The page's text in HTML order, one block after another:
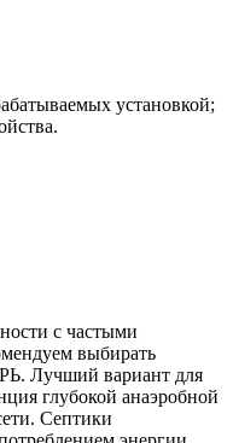
установкой;
с частыми
выбирать
Лучший вариант для
глубокой анаэробной
Септики